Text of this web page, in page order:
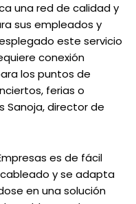
una red de calidad y
sus empleados y
este servicio
conexión
los puntos de
ferias o
Sanoja, director de
es de fácil
y se adapta
en una solución